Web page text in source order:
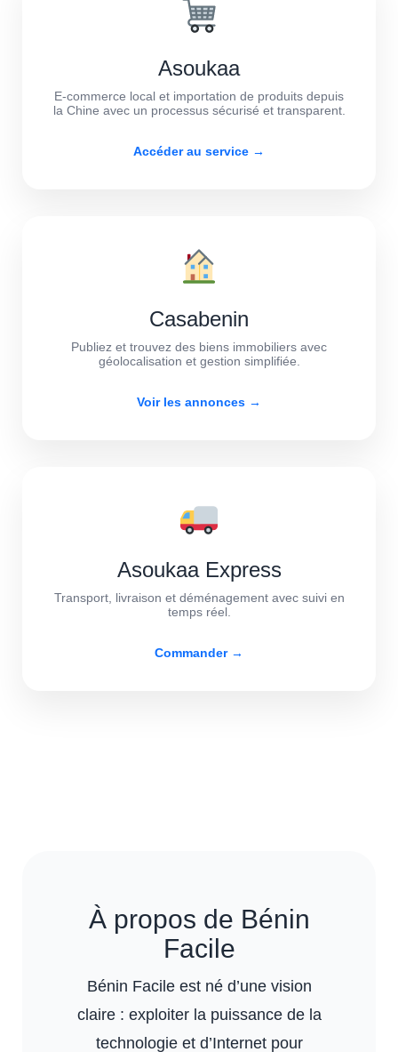
Asoukaa
E-commerce local et importation de produits depuis
la Chine avec un processus sécurisé et transparent.
Accéder au service →
Casabenin
Publiez et trouvez des biens immobiliers avec
géolocalisation et gestion simplifiée.
Voir les annonces →
Asoukaa Express
Transport, livraison et déménagement avec suivi en
temps réel.
Commander →
À propos de Bénin
Facile
Bénin Facile est né d’une vision
claire : exploiter la puissance de la
technologie et d’Internet pour